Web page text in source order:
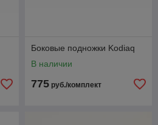
Боковые подножки Kodiaq
В наличии
775 руб./комплект